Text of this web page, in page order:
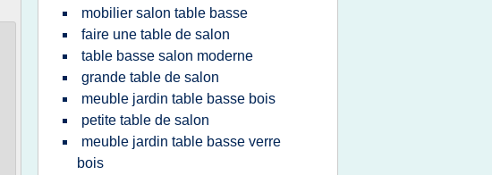
mobilier salon table basse
faire une table de salon
table basse salon moderne
grande table de salon
meuble jardin table basse bois
petite table de salon
meuble jardin table basse verre
bois